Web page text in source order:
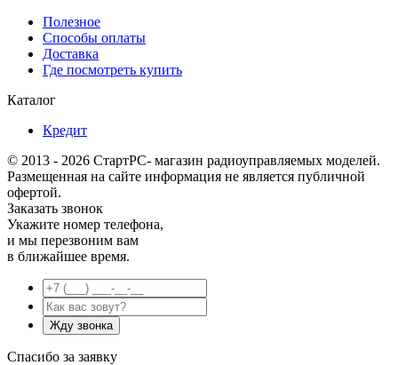
Полезное
Способы оплаты
Доставка
Где посмотреть купить
Каталог
Кредит
© 2013 - 2026 СтартРС- магазин радиоуправляемых моделей.
Размещенная на сайте информация не является публичной
офертой.
Заказать звонок
Укажите номер телефона,
и мы перезвоним вам
в ближайшее время.
Спасибо за заявку